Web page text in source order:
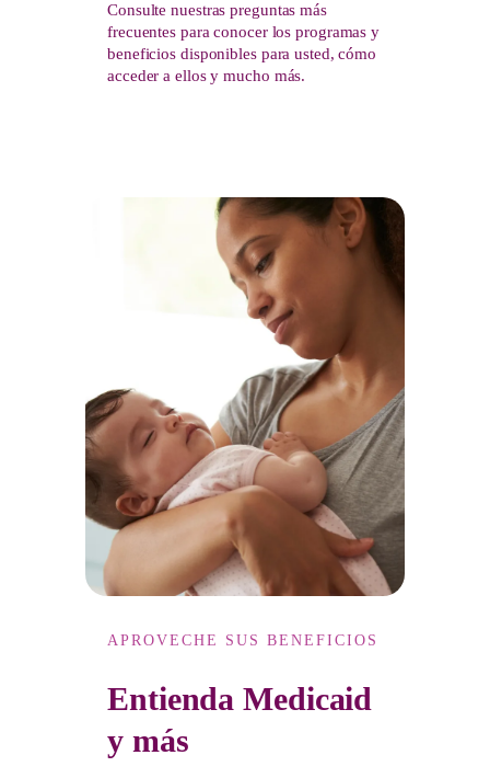
Consulte nuestras preguntas más
frecuentes para conocer los programas y
beneficios disponibles para usted, cómo
acceder a ellos y mucho más.
APROVECHE SUS BENEFICIOS
Entienda Medicaid
y más